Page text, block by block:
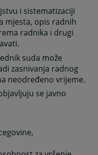
i sistematizaciji
mjesta, opis radnih
radnika i drugi
suda može
zasnivanja radnog
neodređeno vrijeme.
se javno